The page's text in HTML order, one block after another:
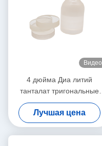
Видео
4 дюйма Диа литий
танталат тригональные
кристаллические пластины
LiTaO3 для E-O устройств
Лучшая цена